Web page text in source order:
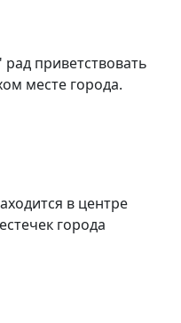
приветствовать
месте города.
в центре
города